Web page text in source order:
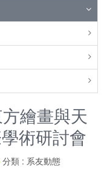
繪畫與天
術研討會
分類 : 系友動態